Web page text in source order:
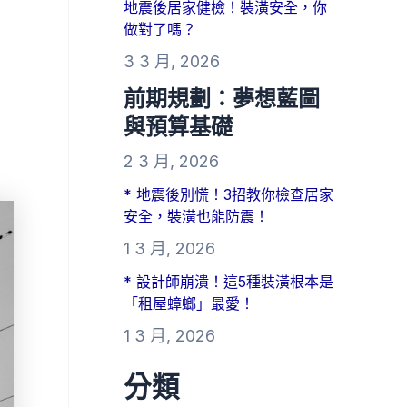
地震後居家健檢！裝潢安全，你
做對了嗎？
3 3 月, 2026
前期規劃：夢想藍圖
與預算基礎
2 3 月, 2026
* 地震後別慌！3招教你檢查居家
安全，裝潢也能防震！
1 3 月, 2026
* 設計師崩潰！這5種裝潢根本是
「租屋蟑螂」最愛！
1 3 月, 2026
分類